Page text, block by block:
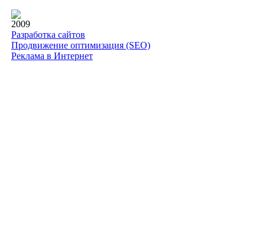
2009
Разработка сайтов
Продвижение оптимизация (SEO)
Реклама в Интернет